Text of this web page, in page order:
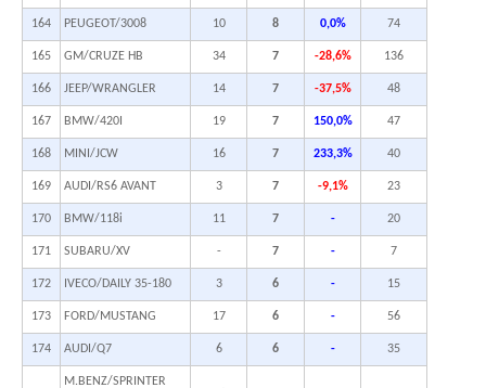
164 PEUGEOT/3008 10 8 0,0% 74
165 GM/CRUZE HB 34 7 -28,6% 136
166 JEEP/WRANGLER 14 7 -37,5% 48
167 BMW/420I 19 7 150,0% 47
168 MINI/JCW 16 7 233,3% 40
169 AUDI/RS6 AVANT 3 7 -9,1% 23
170 BMW/118i 11 7 - 20
171 SUBARU/XV - 7 - 7
172 IVECO/DAILY 35-180 3 6 - 15
173 FORD/MUSTANG 17 6 - 56
174 AUDI/Q7 6 6 - 35
M.BENZ/SPRINTER